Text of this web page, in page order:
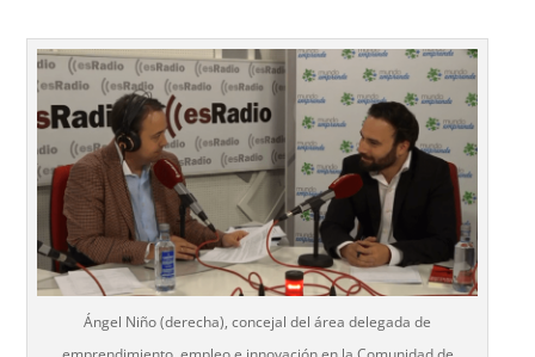
Ángel Niño (derecha), concejal del área delegada de